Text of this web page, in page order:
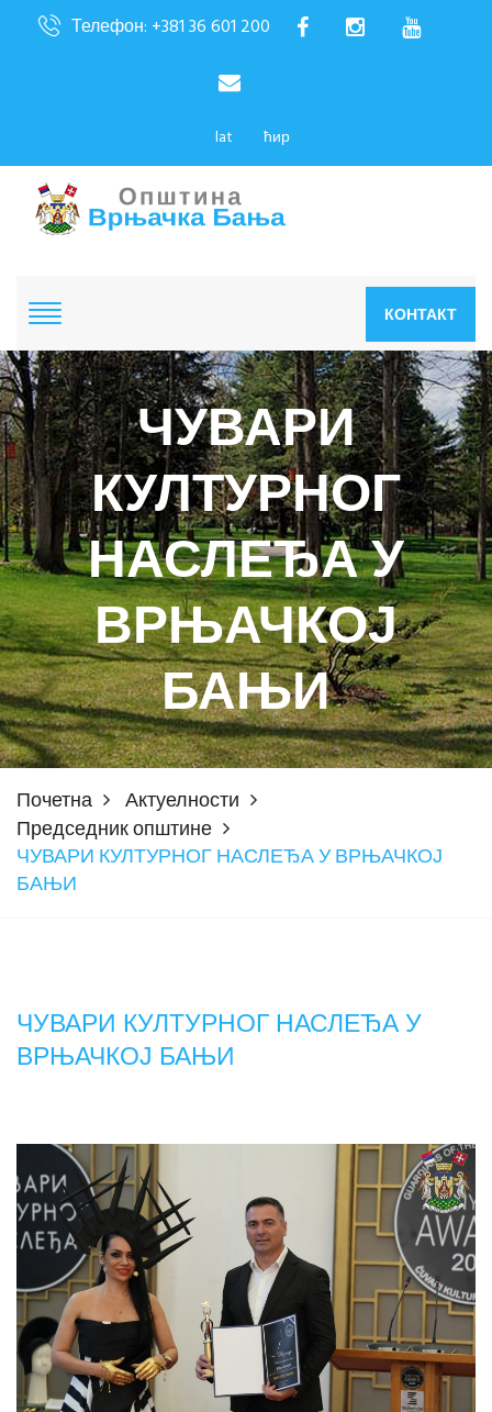
Телефон: +381 36 601 200
lat ћир
КОНТАКТ
ЧУВАРИ
КУЛТУРНОГ
НАСЛЕЂА У
ВРЊАЧКОЈ
БАЊИ
Почетна
Актуелности
Председник општине
ЧУВАРИ КУЛТУРНОГ НАСЛЕЂА У ВРЊАЧКОЈ
БАЊИ
ЧУВАРИ КУЛТУРНОГ НАСЛЕЂА У
ВРЊАЧКОЈ БАЊИ